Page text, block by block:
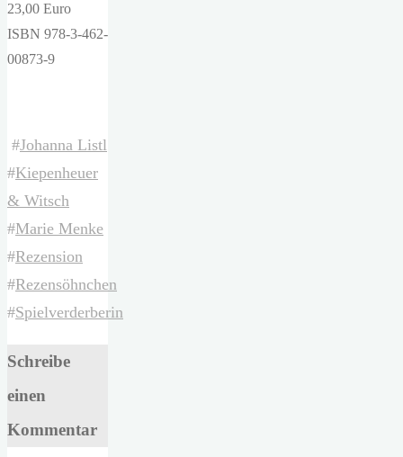
23,00 Euro
ISBN 978-3-462-
00873-9
#Johanna Listl
#Kiepenheuer
& Witsch
#Marie Menke
#Rezension
#Rezensöhnchen
#Spielverderberin
Schreibe
einen
Kommentar